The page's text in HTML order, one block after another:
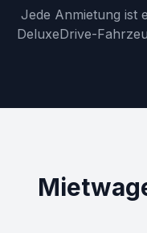
Jede Anmietung ist
DeluxeDrive-